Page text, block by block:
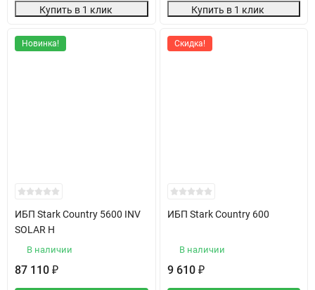
Купить в 1 клик Купить в 1 клик
Новинка!
ИБП Stark Country 5600 INV
SOLAR H
В наличии
87 110 ₽
Скидка!
ИБП Stark Country 600
В наличии
9 610 ₽